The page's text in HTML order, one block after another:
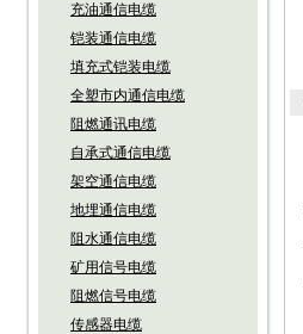
充油通信电缆
铠装通信电缆
填充式铠装电缆
全塑市内通信电缆
阻燃通讯电缆
自承式通信电缆
架空通信电缆
地埋通信电缆
阻水通信电缆
矿用信号电缆
阻燃信号电缆
传感器电缆